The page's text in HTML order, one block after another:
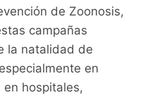
de Zoonosis,
campañas
la natalidad de
en
hospitales,